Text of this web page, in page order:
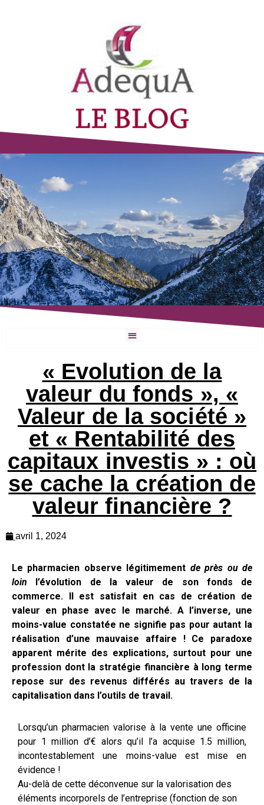
« Evolution de la
valeur du fonds », «
Valeur de la société »
et « Rentabilité des
capitaux investis » : où
se cache la création de
valeur financière ?
avril 1, 2024
Le pharmacien observe légitimement de près ou de
loin l’évolution de la valeur de son fonds de
commerce. Il est satisfait en cas de création de
valeur en phase avec le marché. A l’inverse, une
moins-value constatée ne signifie pas pour autant la
réalisation d’une mauvaise affaire ! Ce paradoxe
apparent mérite des explications, surtout pour une
profession dont la stratégie financière à long terme
repose sur des revenus différés au travers de la
capitalisation dans l’outils de travail.
Lorsqu’un pharmacien valorise à la vente une officine
pour 1 million d’€ alors qu’il l’a acquise 1.5 million,
incontestablement une moins-value est mise en
évidence !
Au-delà de cette déconvenue sur la valorisation des
éléments incorporels de l’entreprise (fonction de son